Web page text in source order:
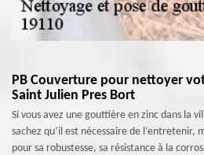
PB Couverture pour nettoyer
Saint Julien Pres Bort
Si vous avez une gouttière en zinc dans la
sachez qu’il est nécessaire de l’entretenir,
pour sa robustesse, sa résistance à la